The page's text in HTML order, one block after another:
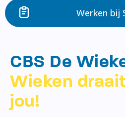
Werken bij
CBS De
Wieken
jou!